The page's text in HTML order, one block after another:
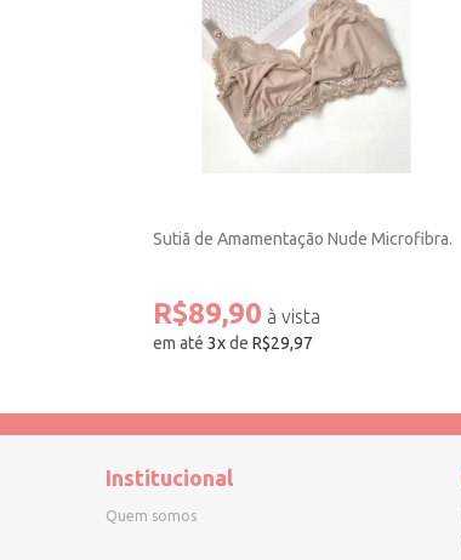
Sutiã de Amamentação Nude Microfibra.
R$89,90
em até 3xde R$29,97
Institucional
Quem somos